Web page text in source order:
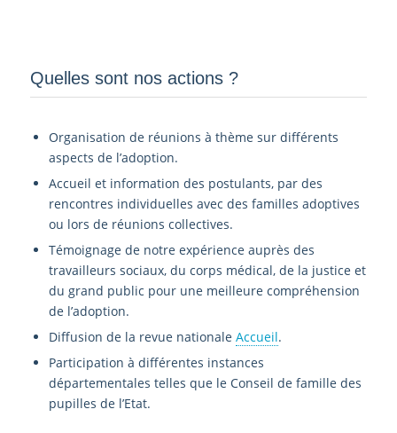
Quelles sont nos actions ?
Organisation de réunions à thème sur différents
aspects de l’adoption.
Accueil et information des postulants, par des
rencontres individuelles avec des familles adoptives
ou lors de réunions collectives.
Témoignage de notre expérience auprès des
travailleurs sociaux, du corps médical, de la justice et
du grand public pour une meilleure compréhension
de l’adoption.
Diffusion de la revue nationale Accueil.
Participation à différentes instances
départementales telles que le Conseil de famille des
pupilles de l’Etat.